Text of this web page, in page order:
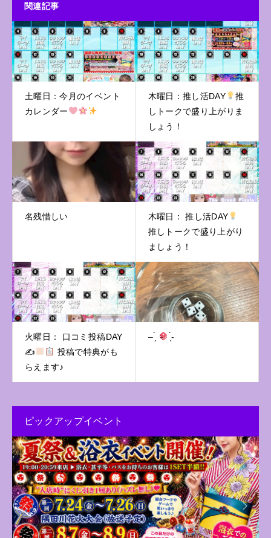
関連記事
土曜日：今月のイベント
カレンダー
木曜日：推し活DAY
推
しトークで盛り上がりま
しょう！
名残惜しい
木曜日： 推し活DAY
推しトークで盛り上がり
ましょう！
火曜日： 口コミ投稿DAY
✍
投稿で特典がも
らえます♪
– ̗̀ ̖́-
ピックアップイベント